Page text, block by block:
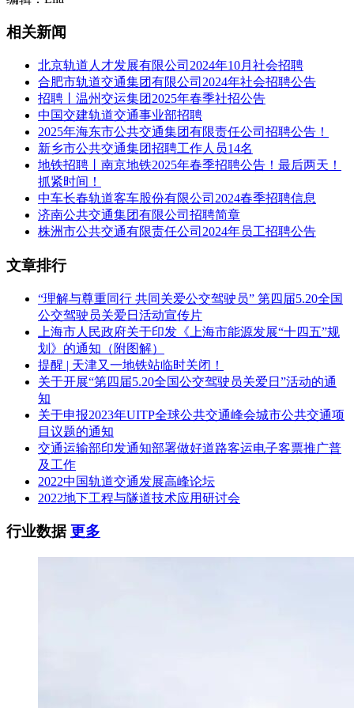
相关新闻
北京轨道人才发展有限公司2024年10月社会招聘
合肥市轨道交通集团有限公司2024年社会招聘公告
招聘丨温州交运集团2025年春季社招公告
中国交建轨道交通事业部招聘
2025年海东市公共交通集团有限责任公司招聘公告！
新乡市公共交通集团招聘工作人员14名
地铁招聘丨南京地铁2025年春季招聘公告！最后两天！
抓紧时间！
中车长春轨道客车股份有限公司2024春季招聘信息
济南公共交通集团有限公司招聘简章
株洲市公共交通有限责任公司2024年员工招聘公告
文章排行
“理解与尊重同行 共同关爱公交驾驶员” 第四届5.20全国
公交驾驶员关爱日活动宣传片
上海市人民政府关于印发《上海市能源发展“十四五”规
划》的通知（附图解）
提醒 | 天津又一地铁站临时关闭！
关于开展“第四届5.20全国公交驾驶员关爱日”活动的通
知
关于申报2023年UITP全球公共交通峰会城市公共交通项
目议题的通知
交通运输部印发通知部署做好道路客运电子客票推广普
及工作
2022中国轨道交通发展高峰论坛
2022地下工程与隧道技术应用研讨会
行业数据更多